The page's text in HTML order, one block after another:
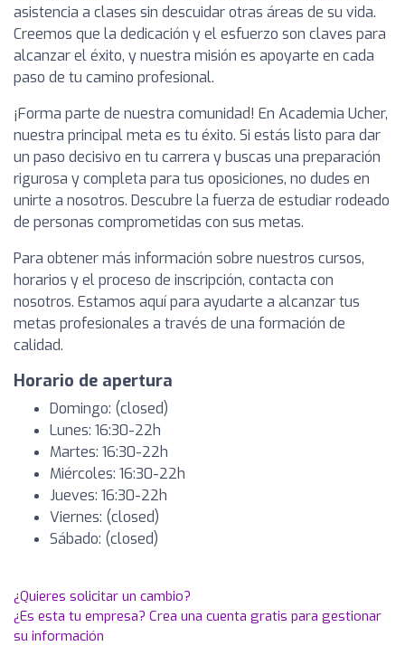
asistencia a clases sin descuidar otras áreas de su vida.
Creemos que la dedicación y el esfuerzo son claves para
alcanzar el éxito, y nuestra misión es apoyarte en cada
paso de tu camino profesional.
¡Forma parte de nuestra comunidad! En Academia Ucher,
nuestra principal meta es tu éxito. Si estás listo para dar
un paso decisivo en tu carrera y buscas una preparación
rigurosa y completa para tus oposiciones, no dudes en
unirte a nosotros. Descubre la fuerza de estudiar rodeado
de personas comprometidas con sus metas.
Para obtener más información sobre nuestros cursos,
horarios y el proceso de inscripción, contacta con
nosotros. Estamos aquí para ayudarte a alcanzar tus
metas profesionales a través de una formación de
calidad.
Horario de apertura
Domingo: (closed)
Lunes: 16:30-22h
Martes: 16:30-22h
Miércoles: 16:30-22h
Jueves: 16:30-22h
Viernes: (closed)
Sábado: (closed)
¿Quieres solicitar un cambio?
¿Es esta tu empresa? Crea una cuenta gratis para gestionar
su información